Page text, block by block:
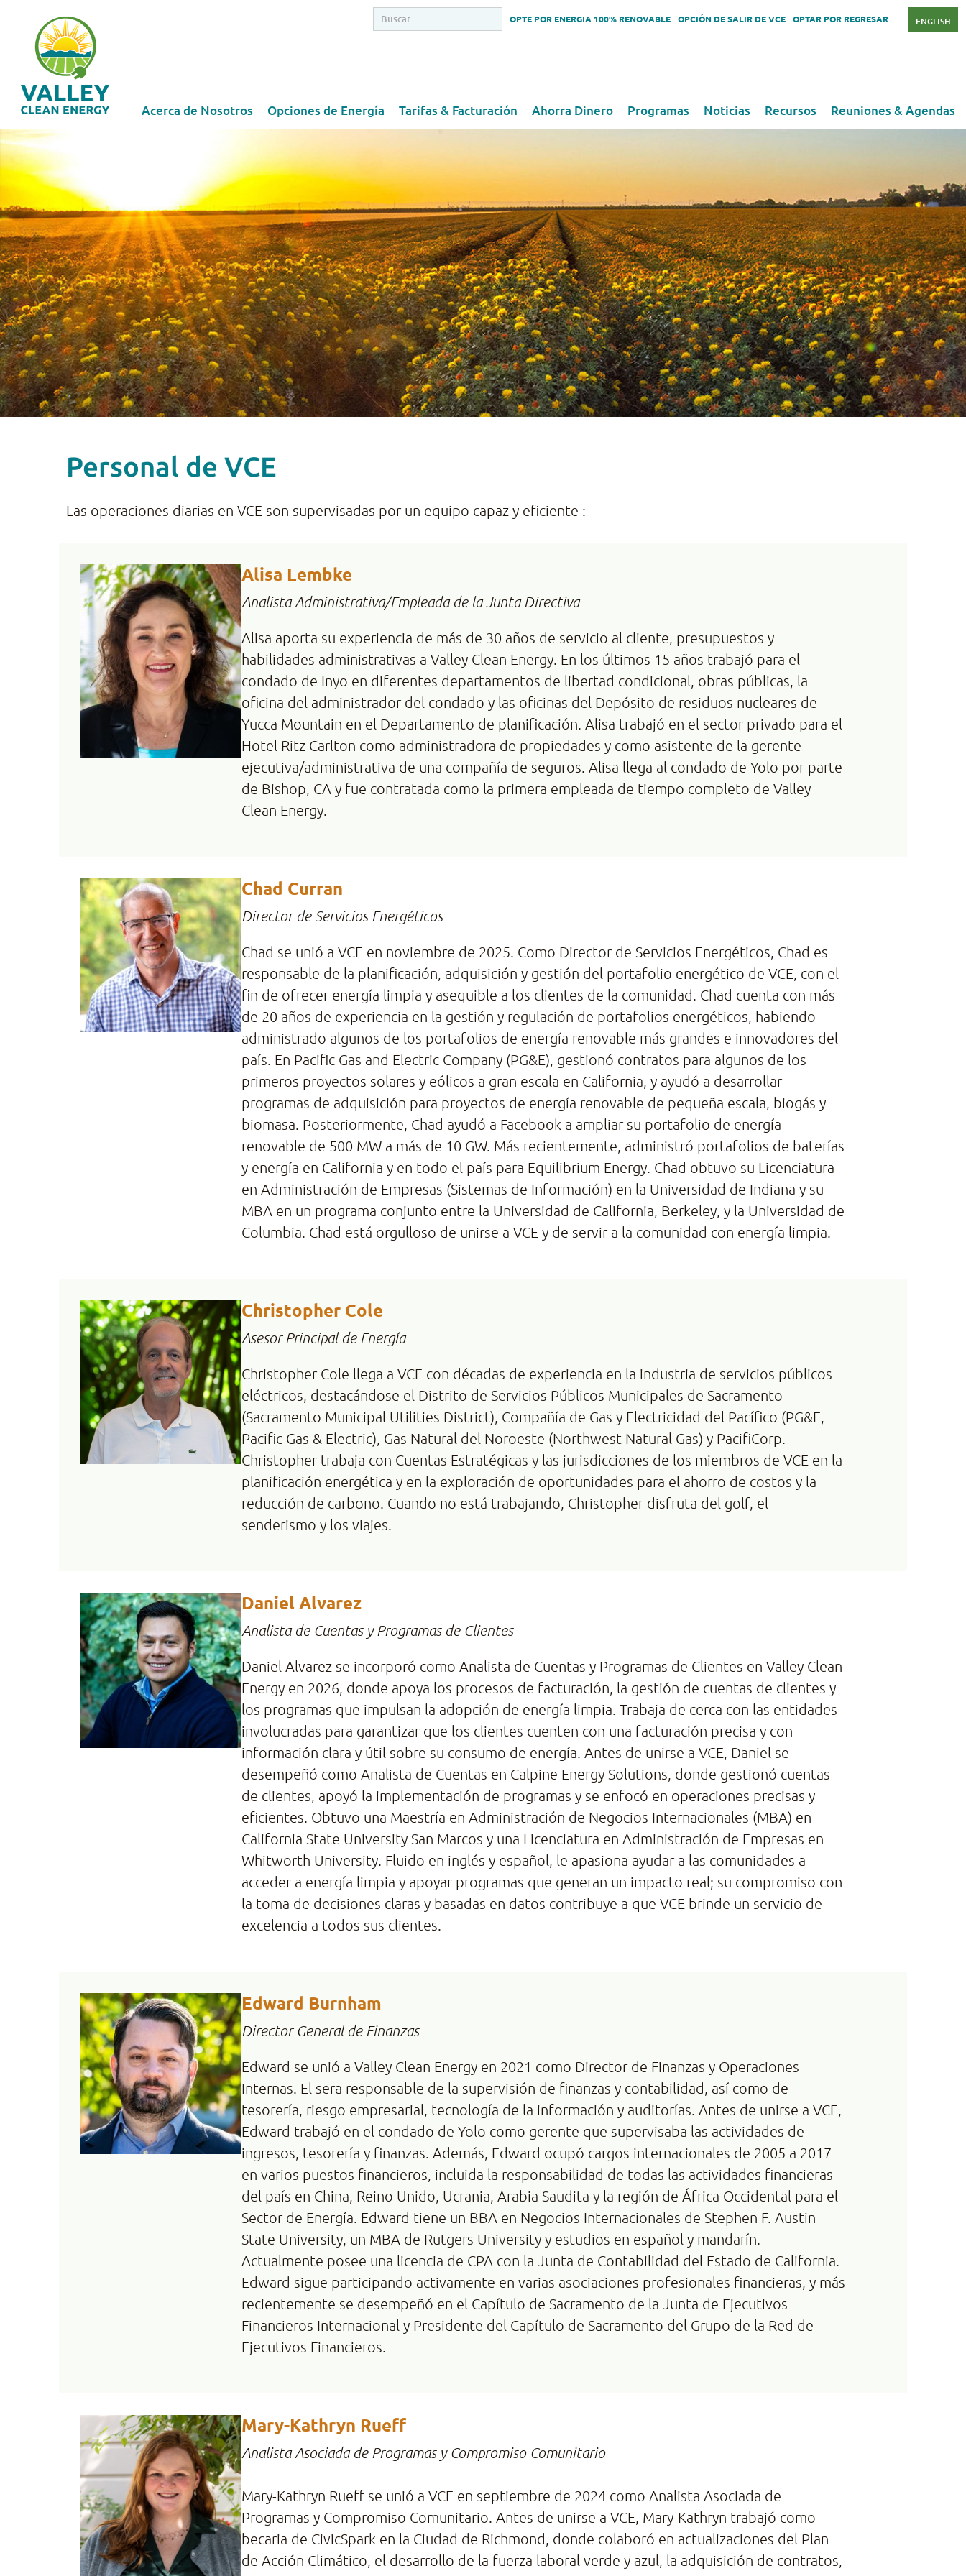
OPTE POR ENERGIA 100% RENOVABLE OPCIÓN DE SALIR DE VCE OPTAR POR REGRESAR ENGLISH
Acerca de Nosotros Opciones de Energía Tarifas & Facturación Ahorra Dinero Programas Noticias Recursos Reuniones & Agendas
Personal de VCE
Las operaciones diarias en VCE son supervisadas por un equipo capaz y eficiente :
Alisa Lembke
Analista Administrativa/Empleada de la Junta Directiva
Alisa aporta su experiencia de más de 30 años de servicio al cliente, presupuestos y
habilidades administrativas a Valley Clean Energy. En los últimos 15 años trabajó para el
condado de Inyo en diferentes departamentos de libertad condicional, obras públicas, la
oficina del administrador del condado y las oficinas del Depósito de residuos nucleares de
Yucca Mountain en el Departamento de planificación. Alisa trabajó en el sector privado para el
Hotel Ritz Carlton como administradora de propiedades y como asistente de la gerente
ejecutiva/administrativa de una compañía de seguros. Alisa llega al condado de Yolo por parte
de Bishop, CA y fue contratada como la primera empleada de tiempo completo de Valley
Clean Energy.
Chad Curran
Director de Servicios Energéticos
Chad se unió a VCE en noviembre de 2025. Como Director de Servicios Energéticos, Chad es
responsable de la planificación, adquisición y gestión del portafolio energético de VCE, con el
fin de ofrecer energía limpia y asequible a los clientes de la comunidad. Chad cuenta con más
de 20 años de experiencia en la gestión y regulación de portafolios energéticos, habiendo
administrado algunos de los portafolios de energía renovable más grandes e innovadores del
país. En Pacific Gas and Electric Company (PG&E), gestionó contratos para algunos de los
primeros proyectos solares y eólicos a gran escala en California, y ayudó a desarrollar
programas de adquisición para proyectos de energía renovable de pequeña escala, biogás y
biomasa. Posteriormente, Chad ayudó a Facebook a ampliar su portafolio de energía
renovable de 500 MW a más de 10 GW. Más recientemente, administró portafolios de baterías
y energía en California y en todo el país para Equilibrium Energy. Chad obtuvo su Licenciatura
en Administración de Empresas (Sistemas de Información) en la Universidad de Indiana y su
MBA en un programa conjunto entre la Universidad de California, Berkeley, y la Universidad de
Columbia. Chad está orgulloso de unirse a VCE y de servir a la comunidad con energía limpia.
Christopher Cole
Asesor Principal de Energía
Christopher Cole llega a VCE con décadas de experiencia en la industria de servicios públicos
eléctricos, destacándose el Distrito de Servicios Públicos Municipales de Sacramento
(Sacramento Municipal Utilities District), Compañía de Gas y Electricidad del Pacífico (PG&E,
Pacific Gas & Electric), Gas Natural del Noroeste (Northwest Natural Gas) y PacifiCorp.
Christopher trabaja con Cuentas Estratégicas y las jurisdicciones de los miembros de VCE en la
planificación energética y en la exploración de oportunidades para el ahorro de costos y la
reducción de carbono. Cuando no está trabajando, Christopher disfruta del golf, el
senderismo y los viajes.
Daniel Alvarez
Analista de Cuentas y Programas de Clientes
Daniel Alvarez se incorporó como Analista de Cuentas y Programas de Clientes en Valley Clean
Energy en 2026, donde apoya los procesos de facturación, la gestión de cuentas de clientes y
los programas que impulsan la adopción de energía limpia. Trabaja de cerca con las entidades
involucradas para garantizar que los clientes cuenten con una facturación precisa y con
información clara y útil sobre su consumo de energía. Antes de unirse a VCE, Daniel se
desempeñó como Analista de Cuentas en Calpine Energy Solutions, donde gestionó cuentas
de clientes, apoyó la implementación de programas y se enfocó en operaciones precisas y
eficientes. Obtuvo una Maestría en Administración de Negocios Internacionales (MBA) en
California State University San Marcos y una Licenciatura en Administración de Empresas en
Whitworth University. Fluido en inglés y español, le apasiona ayudar a las comunidades a
acceder a energía limpia y apoyar programas que generan un impacto real; su compromiso con
la toma de decisiones claras y basadas en datos contribuye a que VCE brinde un servicio de
excelencia a todos sus clientes.
Edward Burnham
Director General de Finanzas
Edward se unió a Valley Clean Energy en 2021 como Director de Finanzas y Operaciones
Internas. El sera responsable de la supervisión de finanzas y contabilidad, así como de
tesorería, riesgo empresarial, tecnología de la información y auditorías. Antes de unirse a VCE,
Edward trabajó en el condado de Yolo como gerente que supervisaba las actividades de
ingresos, tesorería y finanzas. Además, Edward ocupó cargos internacionales de 2005 a 2017
en varios puestos financieros, incluida la responsabilidad de todas las actividades financieras
del país en China, Reino Unido, Ucrania, Arabia Saudita y la región de África Occidental para el
Sector de Energía. Edward tiene un BBA en Negocios Internacionales de Stephen F. Austin
State University, un MBA de Rutgers University y estudios en español y mandarín.
Actualmente posee una licencia de CPA con la Junta de Contabilidad del Estado de California.
Edward sigue participando activamente en varias asociaciones profesionales financieras, y más
recientemente se desempeñó en el Capítulo de Sacramento de la Junta de Ejecutivos
Financieros Internacional y Presidente del Capítulo de Sacramento del Grupo de la Red de
Ejecutivos Financieros.
Mary-Kathryn Rueff
Analista Asociada de Programas y Compromiso Comunitario
Mary-Kathryn Rueff se unió a VCE en septiembre de 2024 como Analista Asociada de
Programas y Compromiso Comunitario. Antes de unirse a VCE, Mary-Kathryn trabajó como
becaria de CivicSpark en la Ciudad de Richmond, donde colaboró en actualizaciones del Plan
de Acción Climático, el desarrollo de la fuerza laboral verde y azul, la adquisición de contratos,